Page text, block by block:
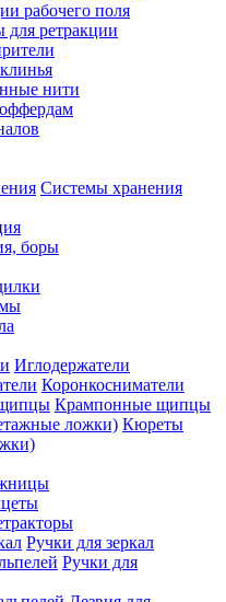
рабочего поля
для ретракции
нити
Системы хранения
боры
Иглодержатели
Коронкосниматели
Крампонные щипцы
Кюреты
Ручки для зеркал
Ручки для